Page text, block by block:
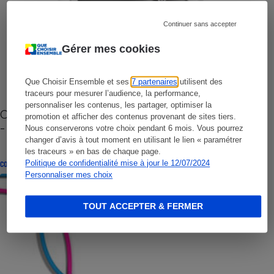
Gérer mes cookies
Que Choisir Ensemble et ses7 partenaires utilisent des
traceurs pour mesurer l’audience, la performance,
personnaliser les contenus, les partager, optimiser la
promotion et afficher des contenus provenant de sites tiers.
Nous conserverons votre choix pendant 6 mois. Vous pourrez
changer d’avis à tout moment en utilisant le lien « paramétrer
les traceurs » en bas de chaque page.
Politique de confidentialité mise à jour le 12/07/2024
Personnaliser mes choix
Continuer sans accepter
TOUT ACCEPTER & FERMER
Cafetière à capsules zéro déchet CoffeeB (vidéo)
- Premières impressions
CONSEILS